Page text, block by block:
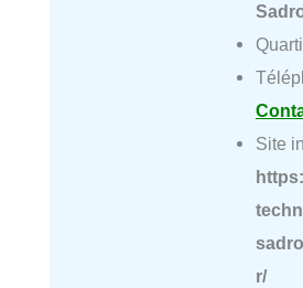
Site
r/